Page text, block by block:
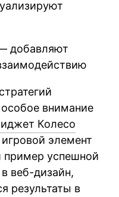
добавляют
внимание
Колесо
элемент
пример успешной
веб-дизайн,
результаты в